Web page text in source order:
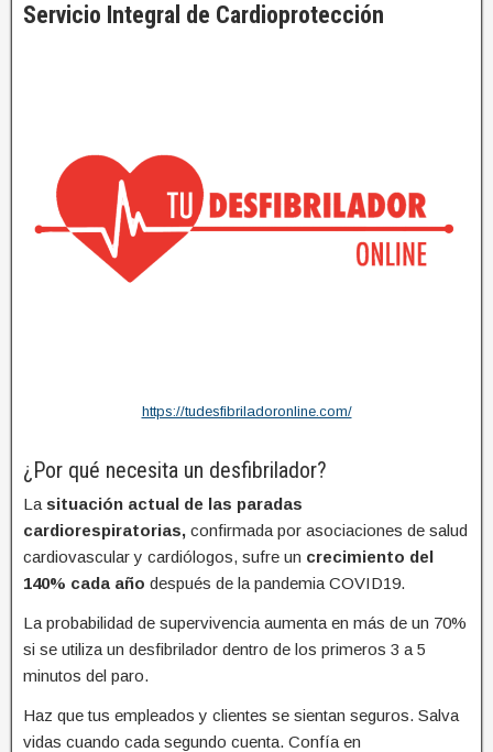
Servicio Integral de Cardioprotección
https://tudesfibriladoronline.com/
¿Por qué necesita un desfibrilador?
La situación actual de las paradas
cardiorespiratorias, confirmada por asociaciones de salud
cardiovascular y cardiólogos, sufre un crecimiento del
140% cada año después de la pandemia COVID19.
La probabilidad de supervivencia aumenta en más de un 70%
si se utiliza un desfibrilador dentro de los primeros 3 a 5
minutos del paro.
Haz que tus empleados y clientes se sientan seguros. Salva
vidas cuando cada segundo cuenta. Confía en